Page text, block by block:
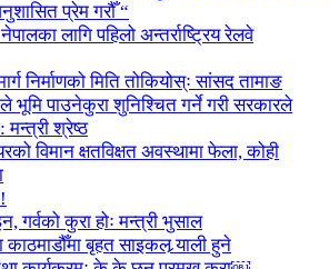
प्रेम गरौँ “
लागि पहिलो अन्तर्राष्ट्रिय रेलवे
निर्माणको मिति तोकियोस्ः सांसद तामाङ
भूमि पाउनेकुरा शुनिश्चित गर्ने गरी सरकारले
श्रेष्ठ
विमान क्षतविक्षत अवस्थामा फेला, कोही
गर्वको कुरा होः मन्त्री भुसाल
काठमाडौँमा बृहत साइकल र्‍याली हुने